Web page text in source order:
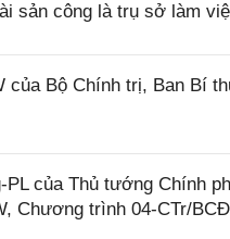
sản công là trụ sở làm
của Bộ Chính trị, Ban Bí
PL của Thủ tướng Chính
Chương trình 04-CTr/